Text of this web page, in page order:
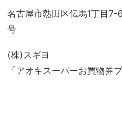
名古屋市熱田区伝馬1丁目
号
(株)スギヨ
「アオキスーパーお買物券